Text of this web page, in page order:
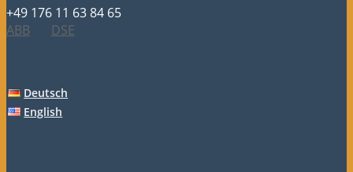
+49 176 11 63 84 65
ABB
DSE
Deutsch
English